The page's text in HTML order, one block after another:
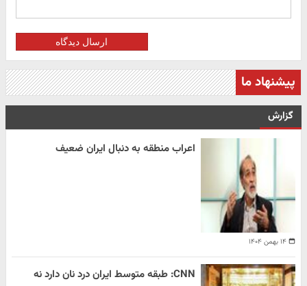
ارسال دیدگاه
پیشنهاد ما
گزارش
۱۴ بهمن ۱۴۰۴
اعراب منطقه به دنبال ایران ضعیف
CNN: طبقه متوسط ایران درد نان دارد نه